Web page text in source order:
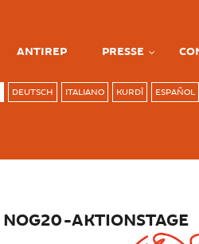
ANTIREP PRESSE
DEUTSCH ITALIANO KURDÎ ESPAÑOL
NOG20-AKTIONSTAGE